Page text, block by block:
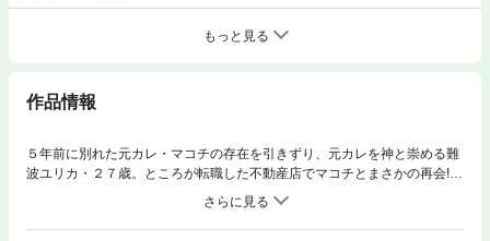
もっと見る
作品情報
５年前に別れた元カレ・マコチの存在を引きずり、元カレを神と崇める難
波ユリカ・２７歳。ところが転職した不動産店でマコチとまさかの再会!!
５年ぶりの現実のマコチに戸惑うユリカだが、マコチを吹っ切るため、初
めてのお客さんだった山下さんと付き合い始める。一方、マコチの言動に
も心揺さぶられて…！？瀧波ユカリが贈る、爆笑必至のノンストップ・ラ